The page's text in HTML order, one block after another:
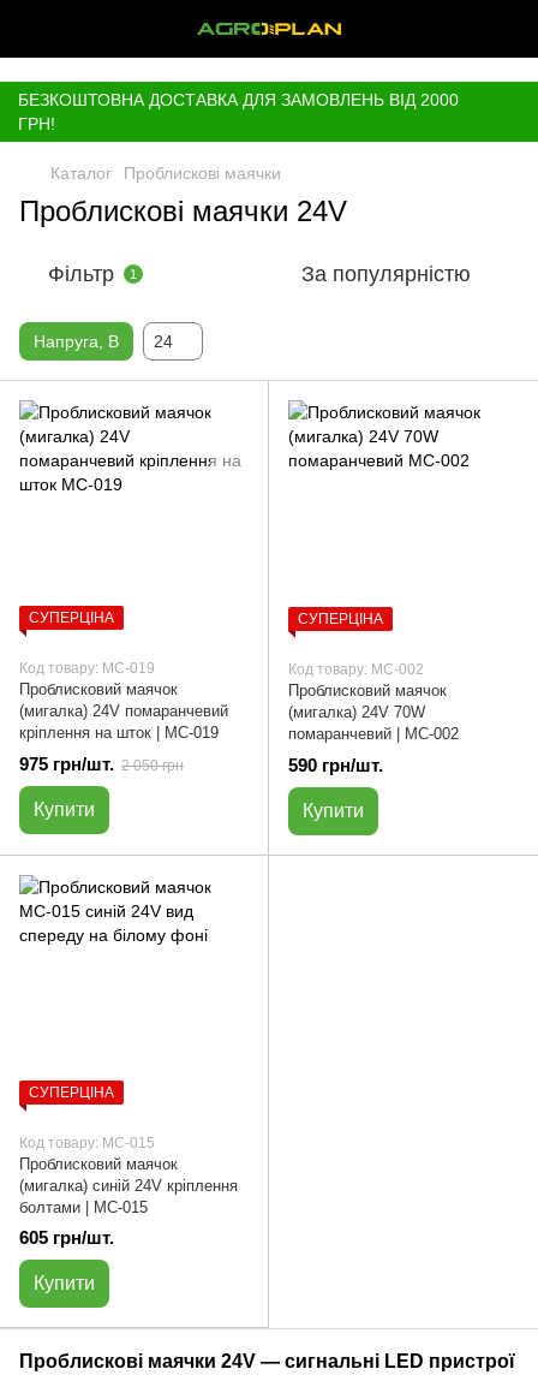
БЕЗКОШТОВНА ДОСТАВКА ДЛЯ ЗАМОВЛЕНЬ ВІД 2000
ГРН!
Каталог Проблискові маячки
Проблискові маячки 24V
Фільтр 1 За популярністю
Напруга, В 24
СУПЕРЦІНА
Код товару: МС-019
Проблисковий маячок
(мигалка) 24V помаранчевий
кріплення на шток | МС-019
975 грн/шт. 2 050 грн
Купити
СУПЕРЦІНА
Код товару: МС-002
Проблисковий маячок
(мигалка) 24V 70W
помаранчевий | МС-002
590 грн/шт.
Купити
СУПЕРЦІНА
Код товару: МС-015
Проблисковий маячок
(мигалка) синій 24V кріплення
болтами | МС-015
605 грн/шт.
Купити
Проблискові маячки 24V — сигнальні LED пристрої